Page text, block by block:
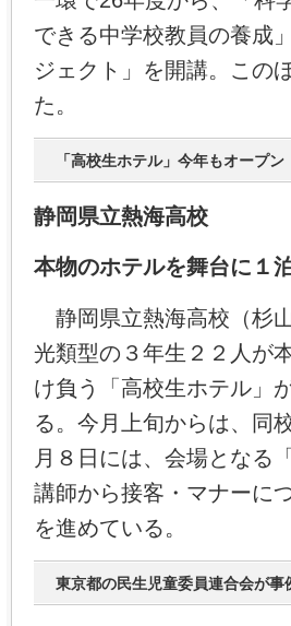
できる中学校教員の養成
ジェクト」を開講。この
た。
「高校生ホテル」今年もオープン
静岡県立熱海高校
本物のホテルを舞台に１
静岡県立熱海高校（杉
光類型の３年生２２人が
け負う「高校生ホテル」
る。今月上旬からは、同
月８日には、会場となる
講師から接客・マナーに
を進めている。
東京都の民生児童委員連合会が事